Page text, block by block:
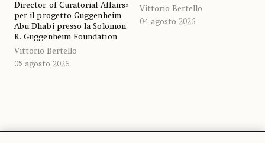
Director of Curatorial Affairs»
per il progetto Guggenheim
Abu Dhabi presso la Solomon
R. Guggenheim Foundation
Vittorio Bertello
05 agosto 2026
Vittorio Bertello
04 agosto 2026